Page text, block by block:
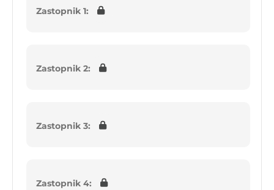
Zastopnik 1:
Zastopnik 2:
Zastopnik 3:
Zastopnik 4: